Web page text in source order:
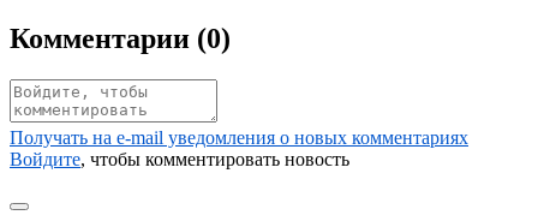
Комментарии (0)
Получать на e‑mail уведомления о новых комментариях
Войдите, чтобы комментировать новость